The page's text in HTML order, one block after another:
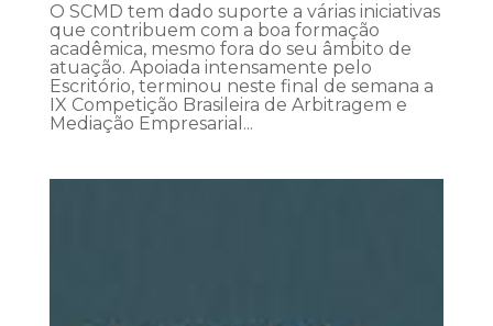
O SCMD tem dado suporte a várias iniciativas
que contribuem com a boa formação
acadêmica, mesmo fora do seu âmbito de
atuação. Apoiada intensamente pelo
Escritório, terminou neste final de semana a
IX Competição Brasileira de Arbitragem e
Mediação Empresarial...